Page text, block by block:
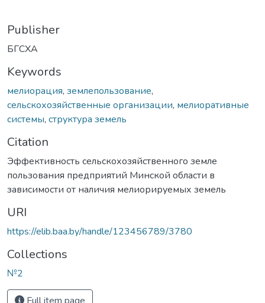
Publisher
БГСХА
Keywords
мелиорация, землепользование,
сельскохозяйственные организации, мелиоративные
системы, структура земель
Citation
Эффективность сельскохозяйственного земле
пользования предприятий Минской области в
зависимости от наличия мелиорируемых земель
URI
https://elib.baa.by/handle/123456789/3780
Collections
№2